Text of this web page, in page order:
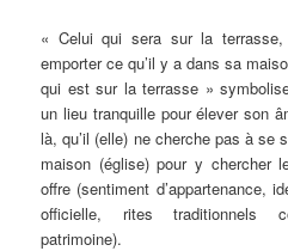
« Celui qui sera sur la terrasse,
emporter ce qu’il y a dans sa
qui est sur la terrasse »
un lieu tranquille pour élever son
là, qu’il (elle) ne cherche pas à se
maison (église) pour y chercher
offre (sentiment d’appartenance,
officielle, rites traditionnels
patrimoine).